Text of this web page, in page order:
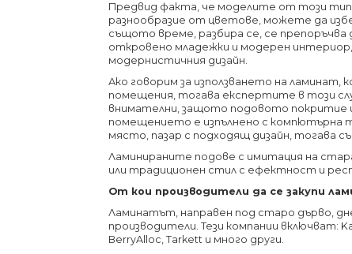
Предвид факта, че моделите от този тип
разнообразие от цветове, можете да
същото време, разбира се, се препоръчва
откровено младежки и модерен
модернистичния дизайн.
Ако говорим за използването на
помещения, тогава експертите в този
внимателни, защото подовото покритие
помещението е изпълнено с компютърна
място, пазар с подходящ дизайн, тогава
Ламинираните подове с имитация на
или традиционен стил с ефектност и
От кои производители да се закупи
Ламинатът, направен под старо дърво,
производители. Тези компании включват:
BerryAlloc, Tarkett и много други.